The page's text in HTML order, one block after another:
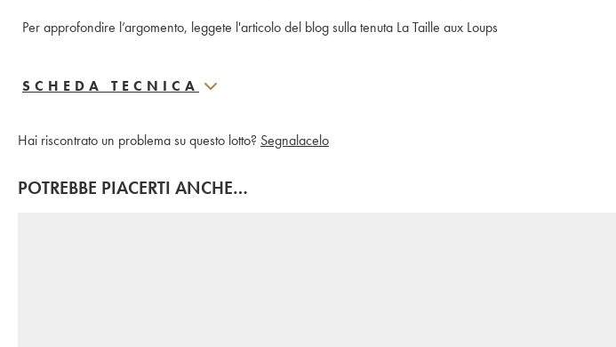
Per approfondire l’argomento, leggete l'articolo del blog sulla tenuta La Taille aux Loups
SCHEDA TECNICA
Hai riscontrato un problema su questo lotto? Segnalacelo
POTREBBE PIACERTI ANCHE…